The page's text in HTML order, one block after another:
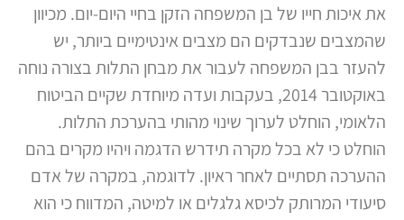
את איכות חייו של בן המשפחה הזקן בחיי היום-יום. מכיוון
שהמצבים שנבדקים הם מצבים אינטימיים ביותר, יש
להעזר בבן המשפחה לעבור את מבחן התלות בצורה נוחה
באוקטובר 2014, בעקבות ועדה מיוחדת שקיים הביטוח
הלאומי, הוחלט לערוך שינוי מהותי בהערכת התלות.
הוחלט כי לא בכל מקרה תידרש הדגמה ויהיו מקרים בהם
ההערכה תסתיים לאחר ראיון. לדוגמה, במקרה של אדם
סיעודי המרותק לכיסא גלגלים או למיטה, המדווח כי הוא